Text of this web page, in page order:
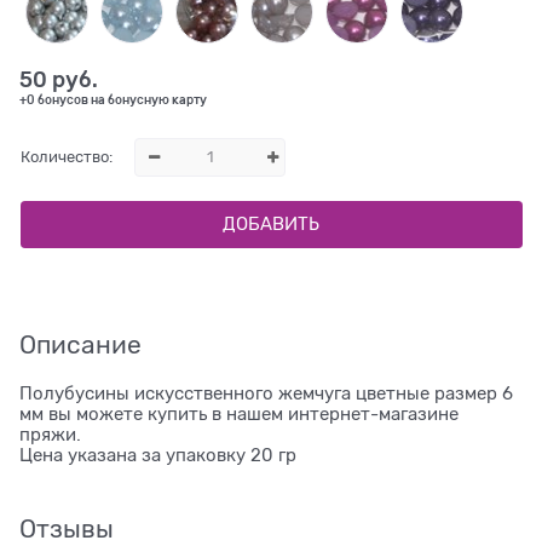
50 руб.
+0 бонусов на бонусную карту
Количество:
ДОБАВИТЬ
Описание
Полубусины искусственного жемчуга цветные размер 6
мм вы можете купить в нашем интернет-магазине
пряжи.
Цена указана за упаковку 20 гр
Отзывы